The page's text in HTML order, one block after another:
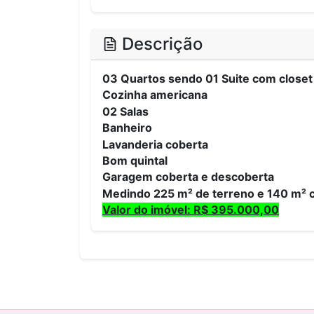
Descrição
03 Quartos sendo 01 Suite com closet
Cozinha americana
02 Salas
Banheiro
Lavanderia coberta
Bom quintal
Garagem coberta e descoberta
Medindo 225 m² de terreno e 140 m²
Valor do imóvel: R$ 395.000,00